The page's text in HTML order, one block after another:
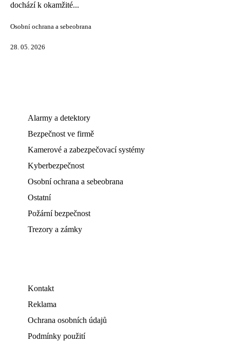
dochází k okamžité...
Osobní ochrana a sebeobrana
28. 05. 2026
Alarmy a detektory
Bezpečnost ve firmě
Kamerové a zabezpečovací systémy
Kyberbezpečnost
Osobní ochrana a sebeobrana
Ostatní
Požární bezpečnost
Trezory a zámky
Kontakt
Reklama
Ochrana osobních údajů
Podmínky použití